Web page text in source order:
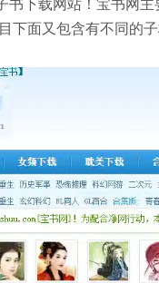
下面又包含有不同的